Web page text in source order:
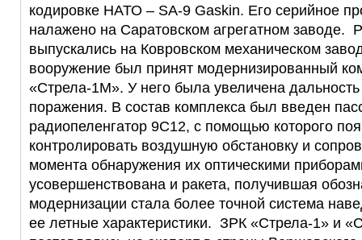
кодировке НАТО – SA-9 Gaskin. Его серийное
налажено на Саратовском агрегатном заводе.
выпускались на Ковровском механическом
вооружение был принят модернизированный
«Стрела-1М». У него была увеличена
поражения. В состав комплекса был введен
радиопеленгатор 9С12, с помощью которого
контролировать воздушную обстановку и
момента обнаружения их оптическими
усовершенствована и ракета, получившая
модернизации стала более точной система
ее летные характеристики. ЗРК «Стрела-1» и